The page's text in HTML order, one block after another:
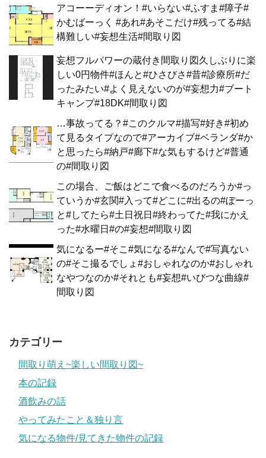
アコーーディオン！#いらない#ふすま#障子#
かむばーっく #あれ#あそこだけ#残ってる#結
構難しい#妄想生活#間取り図
妄想フルパワーの蔵付き間取り図久しぶりに楽
しい0円物件#ほんと#ひさびさ#昔#診療所#だ
ったみたい#よく見えないのが#妄想力#ブート
キャンプ#18DK#間取り図
…事故ってる？#このクルマ#描写#好き#初め
て見るタイプなので#アーカイブ#ベランダ#か
と思ったら#納戸#廊下#な気もするけど#普通
の#間取り図
この場合、ご飯はどこで食べるのだろうか#っ
ていうか#玄関#入って#どこに#出るの#ぼーっ
と#してたら#土日祝日#終わってた#我にかえ
った#水曜日#の#妄想#間取り図
気になるー#そこ#気になる#なんで#写真ない
の#そこ撮るでしょ#おしゃれなのか#おしゃれ
なやつなのか#それとも#妄想#いびつな曲線#
間取り図
カテゴリー
間取り萌え~楽しい間取り図~
本の記録
酒飲みの話
やってみたこと＆独り言
気になる物件/見てきた物件の記録